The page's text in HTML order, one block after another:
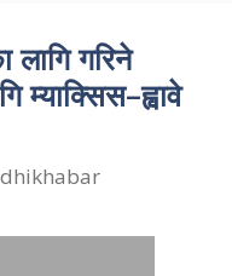
लागि गरिने
म्याक्सिस–ह्वावे